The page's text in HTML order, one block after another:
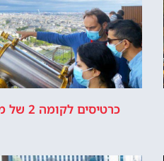
כרטיסים לקומה 2 של מגדל אייפל